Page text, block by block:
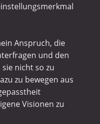
Anspruch, die
und den
nicht so zu
zu bewegen aus
Visionen zu